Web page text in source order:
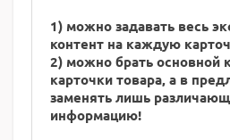
1) можно задавать весь
контент на каждую
2) можно брать основной
карточки товара, а в
заменять лишь
информацию!